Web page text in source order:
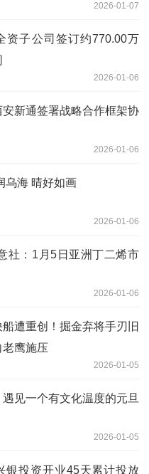
2026-01-07
资子公司签订约770.00万
2026-01-06
新通签署战略合作框架协
2026-01-06
乌海 晴好如画
2026-01-06
社：1月5日亚洲丁二烯市
2026-01-06
遭重创！掘金弃将手刃旧
鹰施压
2026-01-05
见一个有文化温度的元旦
2026-01-05
银投资开业45天累计投放